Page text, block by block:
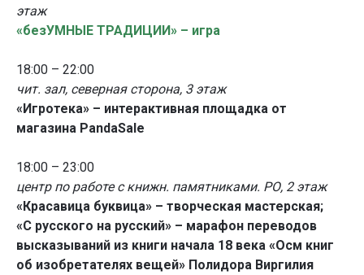
этаж
«безУМНЫЕ ТРАДИЦИИ» – игра
18:00 – 22:00
чит. зал, северная сторона, 3 этаж
«Игротека» – интерактивная площадка от
магазина PandaSale
18:00 – 23:00
центр по работе с книжн. памятниками. РО, 2 этаж
«Красавица буквица» – творческая мастерская;
«С русского на русский» – марафон переводов
высказываний из книги начала 18 века «Осм книг
об изобретателях вещей» Полидора Виргилия